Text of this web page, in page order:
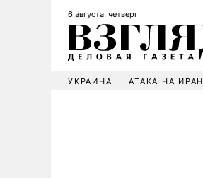
6 августа, четверг
УКРАИНА АТАКА НА ИРАН